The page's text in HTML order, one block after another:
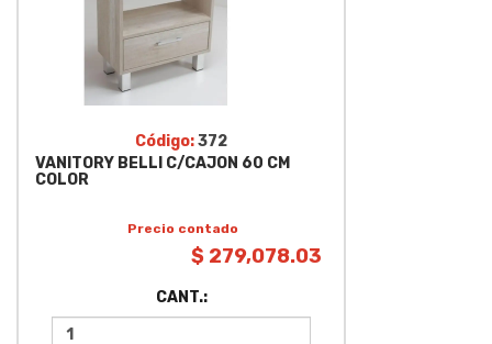
Código:372
VANITORY BELLI C/CAJON 60 CM
COLOR
Precio contado
$ 279,078.03
CANT.: